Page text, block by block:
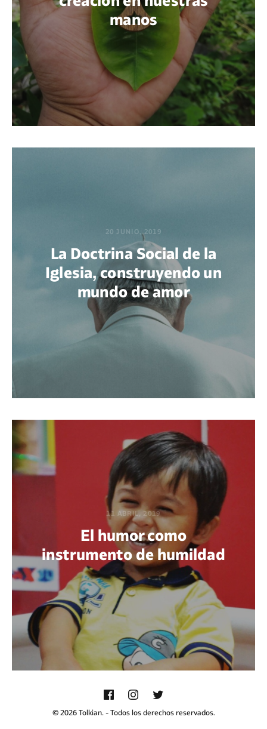
manos
POR ABNER XOCOP CHACACH
20 JUNIO, 2019
La Doctrina Social de la
Iglesia, construyendo un
mundo de amor
POR MARÍA PAOLA BERTEL
11 ABRIL, 2019
El humor como
instrumento de humildad
POR GUADALUPE BELMONTE
© 2026 Tolkian. - Todos los derechos reservados.